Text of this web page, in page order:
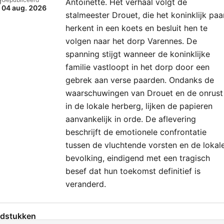
04 aug. 2026
Antoinette. Het verhaal volgt de
stalmeester Drouet, die het koninklijk
herkent in een koets en besluit hen te
volgen naar het dorp Varennes. De
spanning stijgt wanneer de koninklijke
familie vastloopt in het dorp door een
gebrek aan verse paarden. Ondanks de
waarschuwingen van Drouet en de onrust
in de lokale herberg, lijken de papieren
aanvankelijk in orde. De aflevering
beschrijft de emotionele confrontatie
tussen de vluchtende vorsten en de
bevolking, eindigend met een tragisch
besef dat hun toekomst definitief is
veranderd.